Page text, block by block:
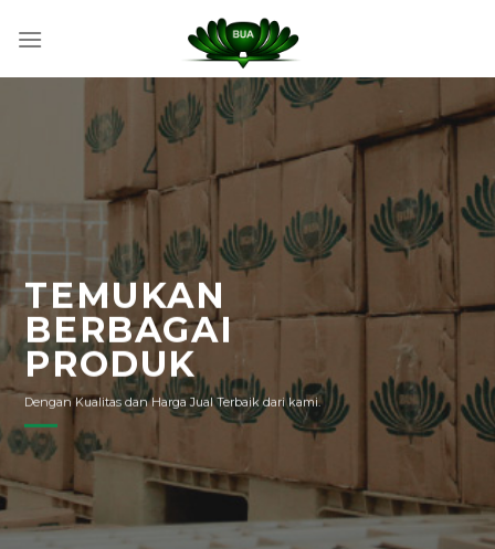
TEMUKAN
BERBAGAI
PRODUK
Dengan Kualitas dan Harga Jual Terbaik dari kami.